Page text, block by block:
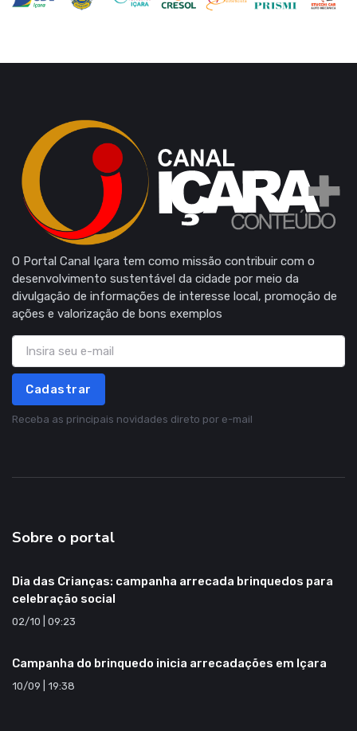
O Portal Canal Içara tem como missão contribuir com o
desenvolvimento sustentável da cidade por meio da
divulgação de informações de interesse local, promoção de
ações e valorização de bons exemplos
Cadastrar
Receba as principais novidades direto por e-mail
Sobre o portal
Dia das Crianças: campanha arrecada brinquedos para
celebração social
02/10 | 09:23
Campanha do brinquedo inicia arrecadações em Içara
10/09 | 19:38